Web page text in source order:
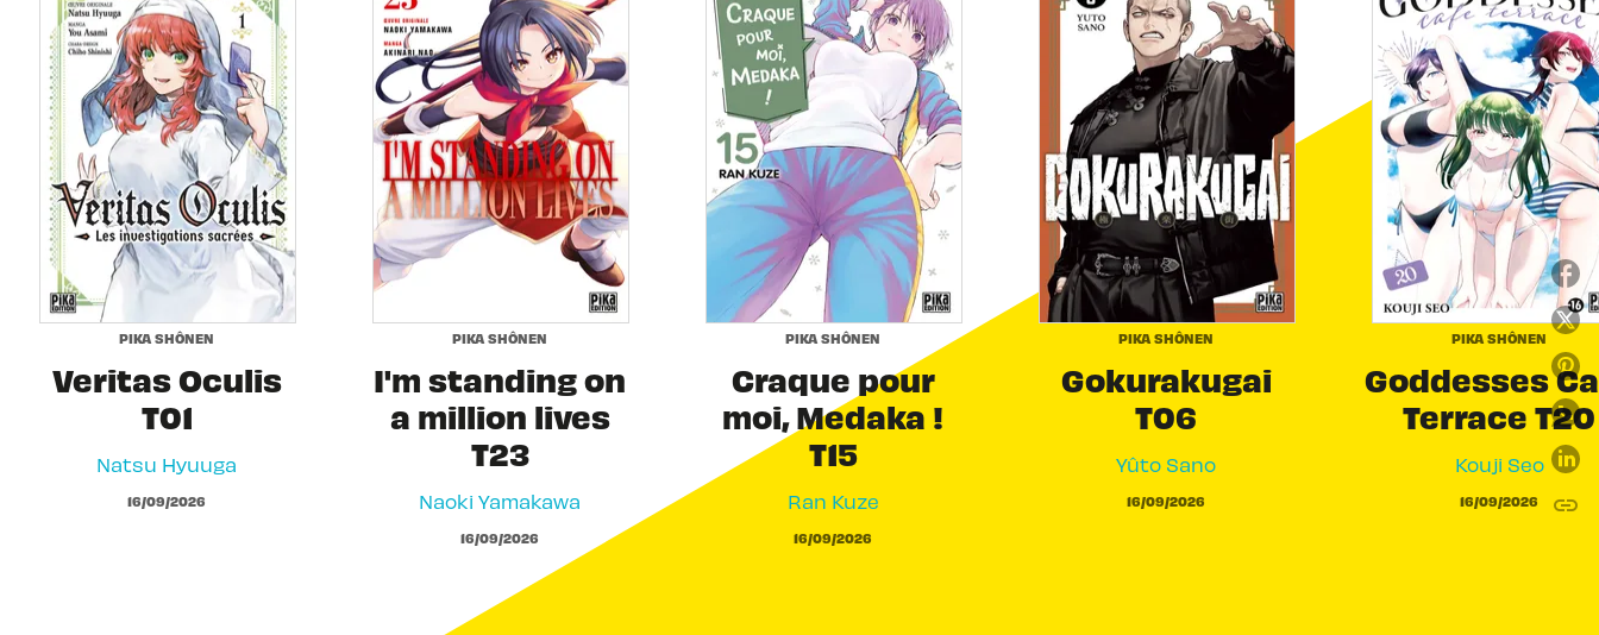
PIKA SHÔNEN
Veritas Oculis
T01
Natsu Hyuuga
16/09/2026
PIKA SHÔNEN
I'm standing on
a million lives
T23
Naoki Yamakawa
16/09/2026
PIKA SHÔNEN
Craque pour
moi, Medaka !
T15
Ran Kuze
16/09/2026
PIKA SHÔNEN
Gokurakugai
T06
Yûto Sano
16/09/2026
PIKA SHÔNEN
Goddesses
Terrace T20
Kouji Seo
16/09/2026 link